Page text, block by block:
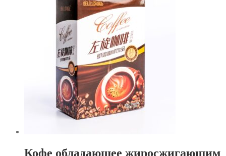
Кофе обладающее жиросжигающим